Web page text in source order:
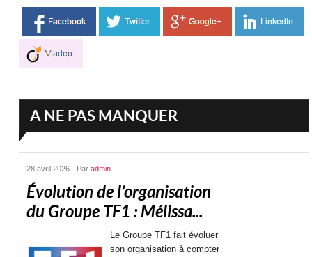
A NE PAS MANQUER
28 avril 2026 - Paradmin
Évolution de l’organisation
du Groupe TF1 : Mélissa...
Le Groupe TF1 fait évoluer
son organisation à compter